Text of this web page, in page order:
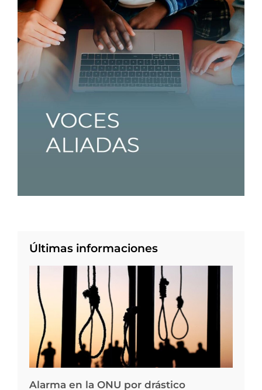
Últimas informaciones
Alarma en la ONU por drástico